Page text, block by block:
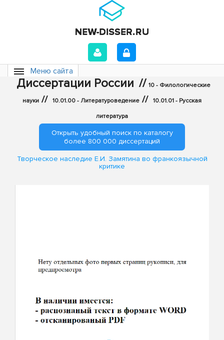
Меню сайта
Диссертации России // 10 - Филологические
науки // 10.01.00 - Литературоведение // 10.01.01 - Русская
литература
Открыть удобный поиск по каталогу
более 800 000 диссертаций
Творческое наследие Е.И. Замятина во франкоязычной
критике